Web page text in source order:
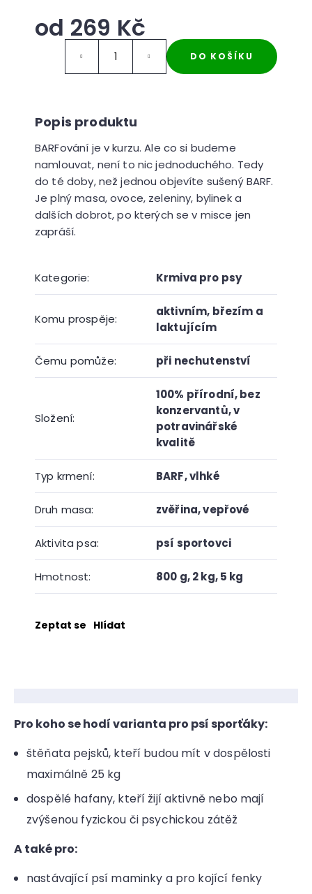
BARFování je v kurzu. Ale co si budeme
namlouvat, není to nic jednoduchého. Tedy
do té doby, než jednou objevíte sušený BARF.
Je plný masa, ovoce, zeleniny, bylinek a
dalších dobrot, po kterých se v misce jen
zapráší.
od 269 Kč
DO KOŠÍKU
Kategorie: Krmiva pro psy
Komu prospěje:
aktivním, březím a
laktujícím
Čemu pomůže: při nechutenství
Složení:
100% přírodní, bez
konzervantů, v
potravinářské
kvalitě
Typ krmení: BARF,vlhké
Druh masa: zvěřina,vepřové
Aktivita psa: psí sportovci
Hmotnost: 800 g,2 kg,5 kg
Zeptat se Hlídat
Pro koho se hodí varianta pro psí sporťáky:
štěňata pejsků, kteří budou mít v dospělosti
maximálně 25 kg
dospělé hafany, kteří žijí aktivně nebo mají
zvýšenou fyzickou či psychickou zátěž
A také pro:
nastávající psí maminky a pro kojící fenky